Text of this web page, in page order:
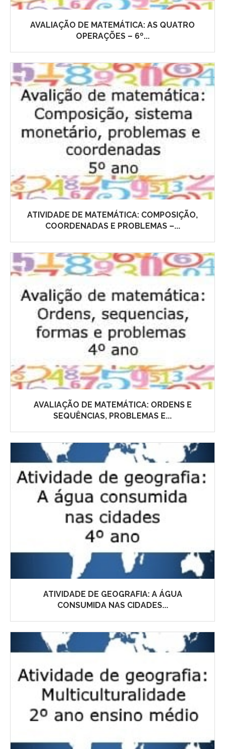
AVALIAÇÃO DE MATEMÁTICA: AS QUATRO
OPERAÇÕES – 6º...
ATIVIDADE DE MATEMÁTICA: COMPOSIÇÃO,
COORDENADAS E PROBLEMAS –...
AVALIAÇÃO DE MATEMÁTICA: ORDENS E
SEQUÊNCIAS, PROBLEMAS E...
ATIVIDADE DE GEOGRAFIA: A ÁGUA
CONSUMIDA NAS CIDADES...